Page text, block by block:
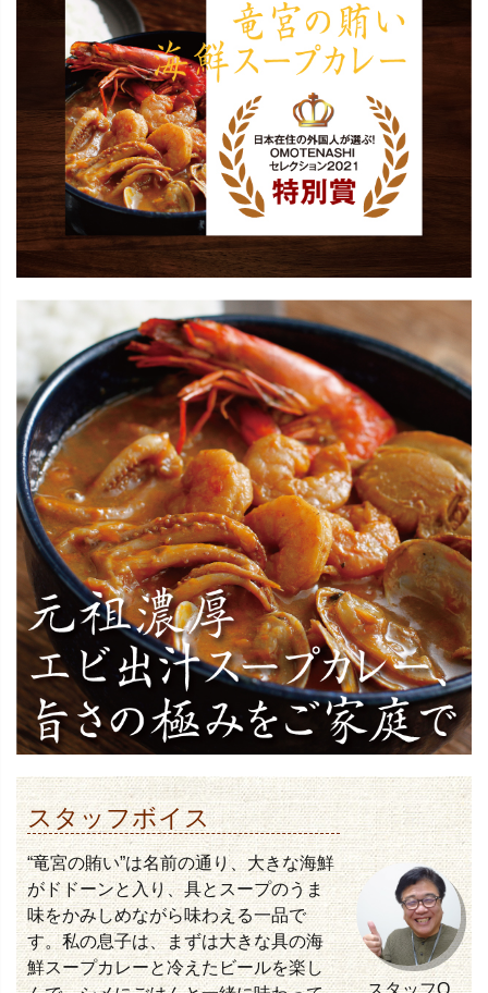
スタッフボイス
“竜宮の賄い”は名前の通り、大きな海鮮
がドドーンと入り、具とスープのうま
味をかみしめながら味わえる一品で
す。私の息子は、まずは大きな具の海
鮮スープカレーと冷えたビールを楽し